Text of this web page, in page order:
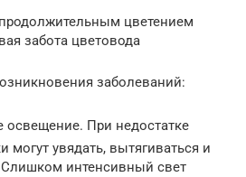
цветением
забота цветовода
заболеваний:
освещение. При недостатке
могут увядать, вытягиваться и
Слишком интенсивный свет